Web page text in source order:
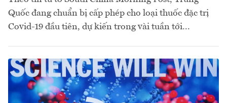
Quốc đang chuẩn bị cấp phép cho loại thuốc đặc trị
Covid-19 đầu tiên, dự kiến trong vài tuần tới...